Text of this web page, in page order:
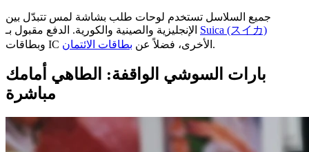
جميع السلاسل تستخدم لوحات طلب بشاشة لمس تتبدّل بين
Suica (スイカ)
وبطاقات IC الأخرى، فضلاً عن بطاقات الائتمان .
بارات السوشي الواقفة: الطاهي أمامك
مباشرة